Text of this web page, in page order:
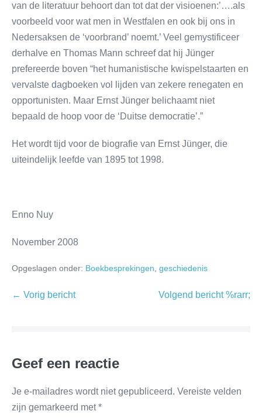
van de literatuur behoort dan tot dat der visioenen:’….als
voorbeeld voor wat men in Westfalen en ook bij ons in
Nedersaksen de ‘voorbrand’ noemt.’ Veel gemystificeer
derhalve en Thomas Mann schreef dat hij Jünger
prefereerde boven “het humanistische kwispelstaarten en
vervalste dagboeken vol lijden van zekere renegaten en
opportunisten. Maar Ernst Jünger belichaamt niet
bepaald de hoop voor de ‘Duitse democratie’.”
Het wordt tijd voor de biografie van Ernst Jünger, die
uiteindelijk leefde van 1895 tot 1998.
Enno Nuy
November 2008
Opgeslagen onder: Boekbesprekingen geschiedenis
← Vorig bericht Volgend bericht %rarr;
Geef een reactie
Je e-mailadres wordt niet gepubliceerd. Vereiste velden
zijn gemarkeerd met*